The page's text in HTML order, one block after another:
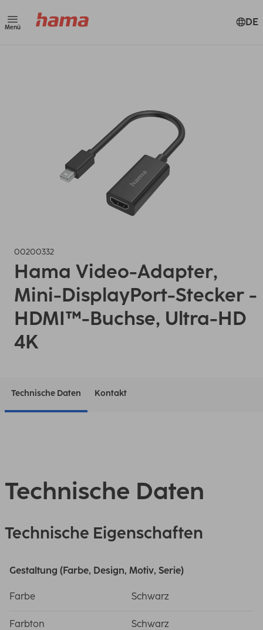
Menü DE
00200332
Hama Video-Adapter,
Mini-DisplayPort-Stecker -
HDMI™-Buchse, Ultra-HD
4K
Technische Daten Kontakt
Technische Daten
Technische Eigenschaften
Gestaltung (Farbe, Design, Motiv, Serie)
Farbe Schwarz
Farbton Schwarz